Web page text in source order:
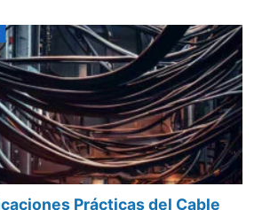
Prácticas del Cable